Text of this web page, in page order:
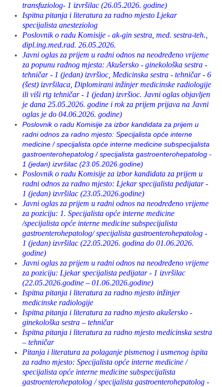
transfuziolog- 1 izvršilac (26.05.2026. godine)
Ispitna pitanja i literatura za radno mjesto Ljekar
specijalista anesteziolog
Poslovnik o radu Komisije - ak-gin sestra, med. sestra-teh.,
dipl.ing.med.rad. 26.05.2026.
Javni oglas za prijem u radni odnos na neodređeno vrijeme
za popunu radnog mjesta: Akušersko - ginekološka sestra -
tehničar - 1 (jedan) izvršioc, Medicinska sestra - tehničar - 6
(šest) izvršilaca, Diplomirani inžinjer medicinske radiologije
ili viši rtg tehničar - 1 (jedan) izvršioc. Javni oglas objavljen
je dana 25.05.2026. godine i rok za prijem prijava na Javni
oglas je do 04.06.2026. godine)
Poslovnik o radu Komisije za izbor kandidata za prijem u
radni odnos za radno mjesto: Specijalista opće interne
medicine / specijalista opće interne medicine subspecijalista
gastroenterohepatolog / specijalista gastroenterohepatolog -
1 (jedan) izvršilac (23.05.2026.godine)
Poslovnik o radu Komisije za izbor kandidata za prijem u
radni odnos za radno mjesto: Ljekar specijalista pedijatar -
1 (jedan) izvršilac (23.05.2026.godine)
Javni oglas za prijem u radni odnos na neodređeno vrijeme
za poziciju: 1. Specijalista opće interne medicine
/specijalista opće interne medicine subspecijalista
gastroenterohepatolog/ specijalista gastroenterohepatolog -
1 (jedan) izvršilac (22.05.2026. godina do 01.06.2026.
godine)
Javni oglas za prijem u radni odnos na neodređeno vrijeme
za poziciju: Ljekar specijalista pedijatar - 1 izvršilac
(22.05.2026.godine – 01.06.2026.godine)
Ispitna pitanja i literatura za radno mjesto inžinjer
medicinske radiologije
Ispitna pitanja i literatura za radno mjesto akušersko -
ginekološka sestra – tehničar
Ispitna pitanja i literatura za radno mjesto medicinska sestra
– tehničar
Pitanja i literatura za polaganje pismenog i usmenog ispita
za radno mjesto: Specijalista opće interne medicine /
specijalista opće interne medicine subspecijalista
gastroenterohepatolog / specijalista gastroenterohepatolog -